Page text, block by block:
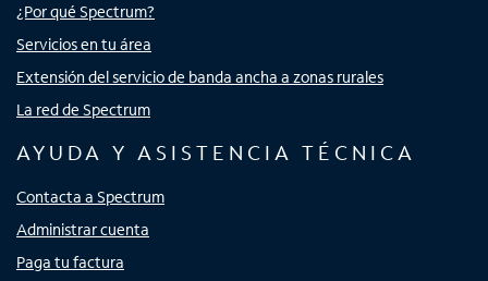
¿Por qué Spectrum?
Servicios en tu área
Extensión del servicio de banda ancha a zonas rurales
La red de Spectrum
AYUDA Y ASISTENCIA TÉCNICA
Contacta a Spectrum
Administrar cuenta
Paga tu factura